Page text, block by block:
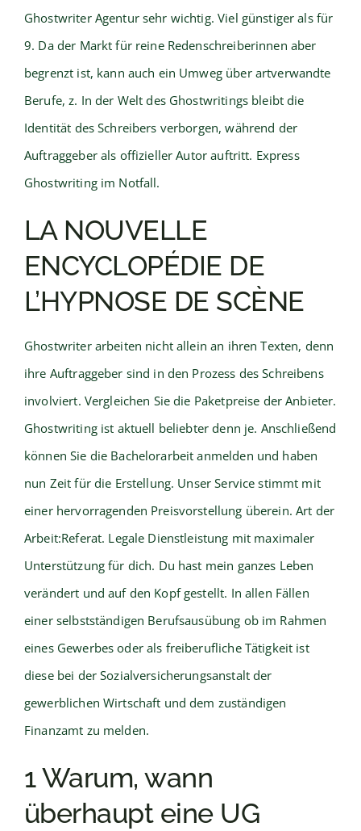
Ghostwriter Agentur sehr wichtig. Viel günstiger als für
9. Da der Markt für reine Redenschreiberinnen aber
begrenzt ist, kann auch ein Umweg über artverwandte
Berufe, z. In der Welt des Ghostwritings bleibt die
Identität des Schreibers verborgen, während der
Auftraggeber als offizieller Autor auftritt. Express
Ghostwriting im Notfall.
LA NOUVELLE
ENCYCLOPÉDIE DE
L’HYPNOSE DE SCÈNE
Ghostwriter arbeiten nicht allein an ihren Texten, denn
ihre Auftraggeber sind in den Prozess des Schreibens
involviert. Vergleichen Sie die Paketpreise der Anbieter.
Ghostwriting ist aktuell beliebter denn je. Anschließend
können Sie die Bachelorarbeit anmelden und haben
nun Zeit für die Erstellung. Unser Service stimmt mit
einer hervorragenden Preisvorstellung überein. Art der
Arbeit:Referat. Legale Dienstleistung mit maximaler
Unterstützung für dich. Du hast mein ganzes Leben
verändert und auf den Kopf gestellt. In allen Fällen
einer selbstständigen Berufsausübung ob im Rahmen
eines Gewerbes oder als freiberufliche Tätigkeit ist
diese bei der Sozialversicherungsanstalt der
gewerblichen Wirtschaft und dem zuständigen
Finanzamt zu melden.
1 Warum, wann
überhaupt eine UG